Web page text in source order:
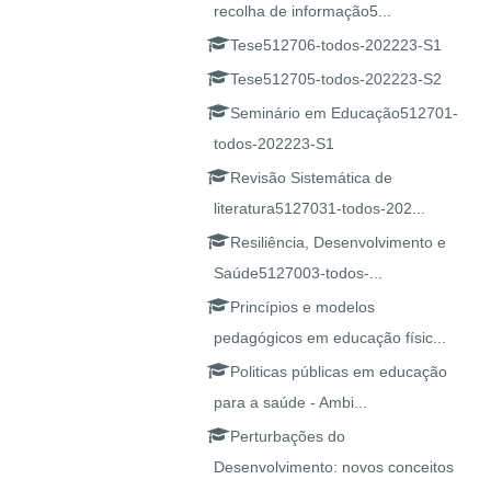
recolha de informação5...
Tese512706-todos-202223-S1
Tese512705-todos-202223-S2
Seminário em Educação512701-
todos-202223-S1
Revisão Sistemática de
literatura5127031-todos-202...
Resiliência, Desenvolvimento e
Saúde5127003-todos-...
Princípios e modelos
pedagógicos em educação físic...
Politicas públicas em educação
para a saúde - Ambi...
Perturbações do
Desenvolvimento: novos conceitos